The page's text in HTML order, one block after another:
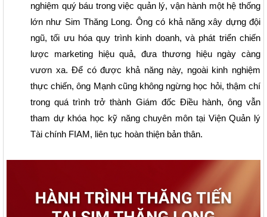
nghiệm quý báu trong việc quản lý, vận hành một hệ thống
lớn như Sim Thăng Long. Ông có khả năng xây dựng đội
ngũ, tối ưu hóa quy trình kinh doanh, và phát triển chiến
lược marketing hiệu quả, đưa thương hiệu ngày càng
vươn xa. Để có được khả năng này, ngoài kinh nghiệm
thực chiến, ông Mạnh cũng không ngừng học hỏi, thậm chí
trong quá trình trở thành Giám đốc Điều hành, ông vẫn
tham dự khóa học kỹ năng chuyên môn tại Viện Quản lý
Tài chính FIAM, liên tục hoàn thiện bản thân.